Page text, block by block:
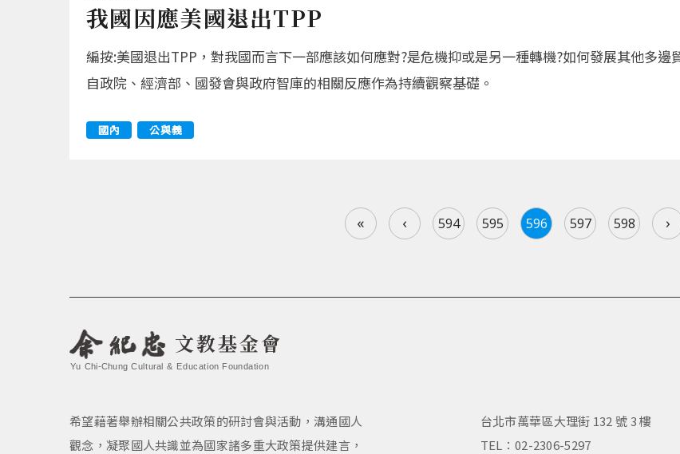
我國因應美國退出TPP
編按:美國退出TPP，對我國而言下一部應該如何應對?是危機抑或是另一種轉機?如何發展其他多
自政院、經濟部、國發會與政府智庫的相關反應作為持續觀察基礎。
國內 公與義
« ‹ 594 595 596 597 598 ›
文教基金會
Yu Chi-Chung Cultural & Education Foundation
希望藉著舉辦相關公共政策的研討會與活動，溝通國人
觀念，凝聚國人共識並為國家諸多重大政策提供建言，
台北市萬華區大理街 132 號 3 樓
TEL：02-2306-5297